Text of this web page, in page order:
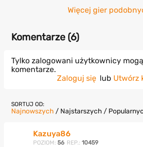
Więcej gier
Komentarze (6)
Tylko zalogowani użytkownicy
komentarze.
Zaloguj się lub Utwórz
SORTUJ OD:
Najnowszych / Najstarszych /
Kazuya86
POZIOM: 56 REP.: 10459